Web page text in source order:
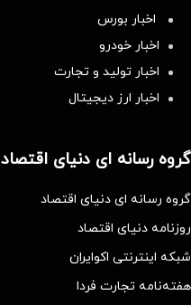
اخبار بورس
اخبار خودرو
اخبار تولید و تجارت
اخبار ارز دیجیتال
گروه رسانه ای دنیای اقتصاد
گروه رسانه ای دنیای اقتصاد
روزنامه دنیای اقتصاد
شبکه اینترنتی اکوایران
هفته‌نامه تجارت فردا